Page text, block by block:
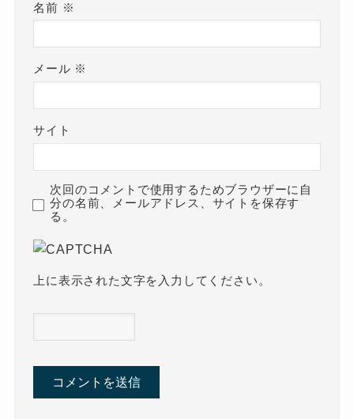
名前 ※
メール ※
サイト
次回のコメントで使用するためブラウザーに自
分の名前、メールアドレス、サイトを保存す
る。
上に表示された文字を入力してください。